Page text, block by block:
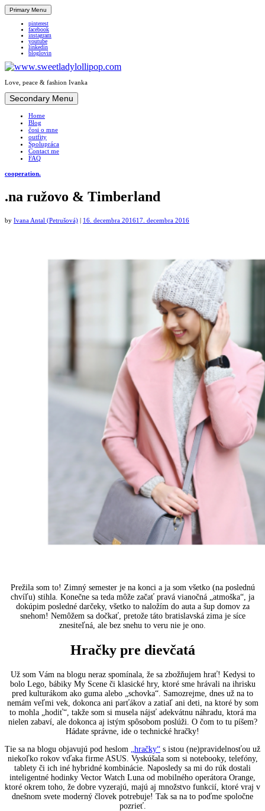
Primary Menu
pinterest
facebook
instagram
youtube
linkedin
bloglovin
Love, peace & fashion Ivanka
Skip
to
content
Secondary Menu
Home
Blog
čosi o mne
outfity
Spolupráca
Contact me
FAQ
cooperation.
.na ružovo & Timberland
by Ivana Antal (Petrušová) 16. decembra 201617. decembra 2016
Prežila som to! Zimný semester je na konci a ja som všetko (na poslednú
chvíľu) stihla. Konečne sa teda môže začať pravá vianočná „atmoška“, ja
dokúpim posledné darčeky, všetko to naložím do auta a šup domov za
snehom! Nemôžem sa dočkať, pretože táto bratislavská zima je síce
znesiteľná, ale bez snehu to veru nie je ono.
Hračky pre dievčatá
Už som Vám na blogu neraz spomínala, že sa zbožňujem hrať! Kedysi to
bolo Lego, bábiky My Scene či klasické hry, ktoré sme hrávali na ihrisku
pred kulturákom ako guma alebo „schovka“. Samozrejme, dnes už na to
nemám veľmi vek, dokonca ani parťákov a zatiaľ ani deti, na ktoré by som
to mohla „hodiť“, takže som si musela nájsť adekvátnu náhradu, ktorá ma
nielen zabaví, ale dokonca aj istým spôsobom poslúži. O čom to tu píšem?
Hádate správne, ide o technické hračky!
Tie sa na blogu objavujú pod heslom
„hračky“ s istou (ne)pravidelnosťou už
niekoľko rokov vďaka firme ASUS. Vyskúšala som si notebooky, telefóny,
tablety či ich iné hybridné kombinácie. Naposledy sa mi do rúk dostali
inteligentné hodinky Vector Watch Luna od mobilného operátora Orange,
ktoré okrem toho, že dobre vyzerajú, majú aj množstvo funkcií, ktoré vraj v
dnešnom svete moderný človek potrebuje! Tak sa na to poďme spoločne
pozrieť.